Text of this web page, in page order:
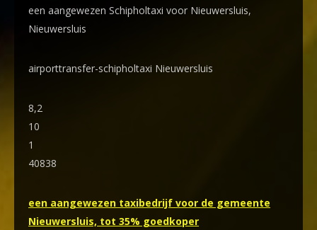
een aangewezen Schipholtaxi voor Nieuwersluis,
Nieuwersluis
airporttransfer-schipholtaxi Nieuwersluis
8,2
10
1
40838
een aangewezen taxibedrijf voor de gemeente
Nieuwersluis, tot 35% goedkoper